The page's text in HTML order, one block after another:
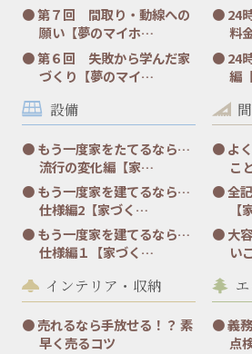
第７回 間取り・動線への
願い【夢のマイホ…
第６回 失敗から学んだ家
づくり【夢のマイ…
24
料
24
編
設備
もう一度家をたてるなら…
流行の変化編【家…
もう一度家を建てるなら…
仕様編2【家づく…
もう一度家を建てるなら…
仕様編１【家づく…
よ
こ
全
大
い
インテリア・収納
売れるなら手放せる！？ 素
早く売るコツ
義
点